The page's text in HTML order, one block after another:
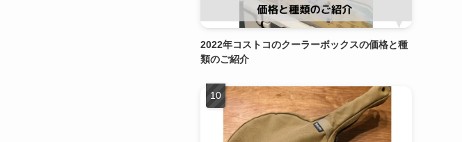
2022年コストコのクーラーボックスの価格と種
類のご紹介